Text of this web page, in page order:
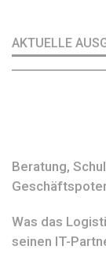
AKTUELLE
Beratung,
Was das
seinen IT-